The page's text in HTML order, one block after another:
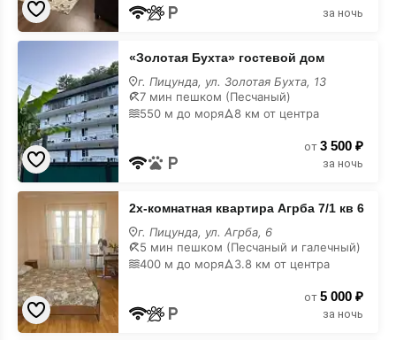
карте
за ночь
«Золотая
гостевой
дом
на
карте
«Золотая Бухта» гостевой дом
г. Пицунда, ул. Золотая Бухта, 13
7 мин пешком (Песчаный)
550 м до моря
8 км от центра
от 3 500 ₽
за ночь
2х-
комнатная
квартира
Агрба
кв
6
на
карте
2х-комнатная квартира Агрба 7/1 кв 6
г. Пицунда, ул. Агрба, 6
5 мин пешком (Песчаный и галечный)
400 м до моря
3.8 км от центра
от 5 000 ₽
за ночь